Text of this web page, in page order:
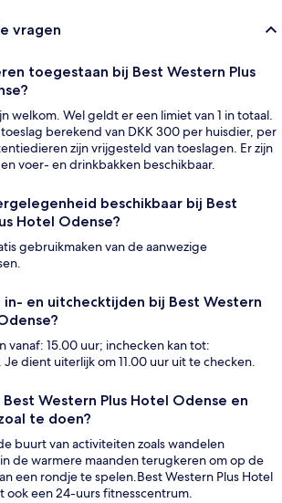
vragen
toegestaan bij Best Western Plus
welkom. Wel geldt er een limiet van 1 in totaal.
berekend van DKK 300 per huisdier, per
zijn vrijgesteld van toeslagen. Er zijn
voer- en drinkbakken beschikbaar.
beschikbaar bij Best
Hotel Odense?
gebruikmaken van de aanwezige
in- en uitchecktijden bij Best Western
vanaf: 15.00 uur; inchecken kan tot:
dient uiterlijk om 11.00 uur uit te checken.
Western Plus Hotel Odense en
te doen?
buurt van activiteiten zoals wandelen
de warmere maanden terugkeren om op de
een rondje te spelen.Best Western Plus Hotel
ook een 24-uurs fitnesscentrum.